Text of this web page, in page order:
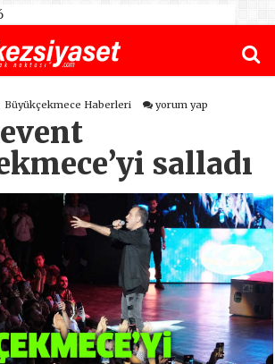
Büyükçekmece Haberleri yorum yap
salladı